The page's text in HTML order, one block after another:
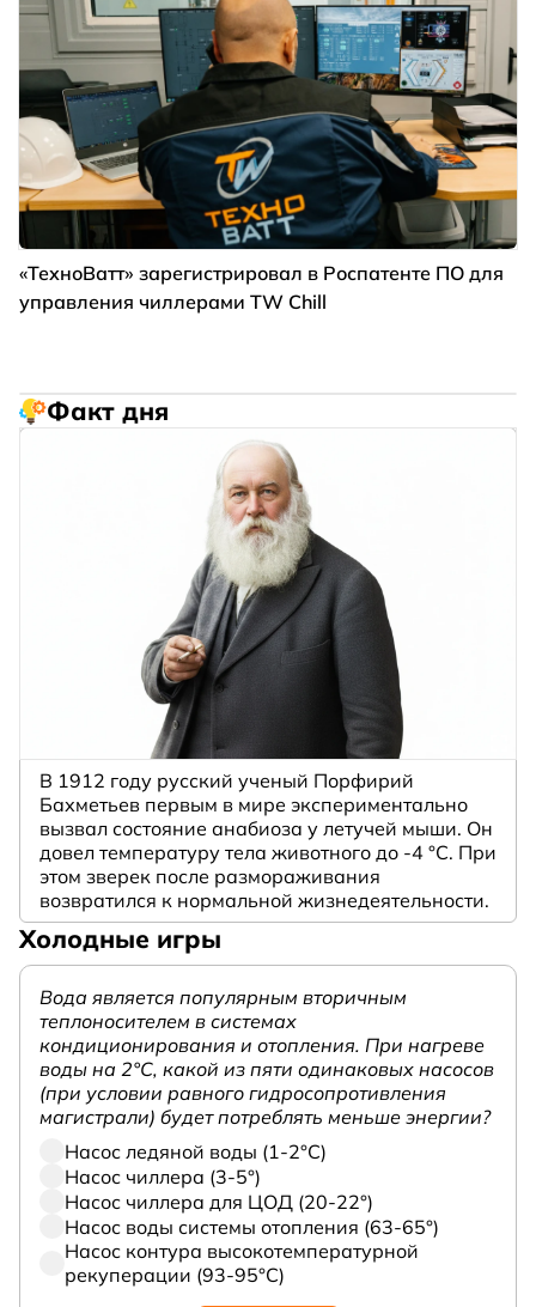
«ТехноВатт» зарегистрировал в Роспатенте ПО для
управления чиллерами TW Chill
Факт дня
В 1912 году русский ученый Порфирий
Бахметьев первым в мире экспериментально
вызвал состояние анабиоза у летучей мыши. Он
довел температуру тела животного до -4 °C. При
этом зверек после размораживания
возвратился к нормальной жизнедеятельности.
Холодные игры
Вода является популярным вторичным
теплоносителем в системах
кондиционирования и отопления. При нагреве
воды на 2°С, какой из пяти одинаковых насосов
(при условии равного гидросопротивления
магистрали) будет потреблять меньше энергии?
Насос ледяной воды (1-2°С)
Насос чиллера (3-5°)
Насос чиллера для ЦОД (20-22°)
Насос воды системы отопления (63-65°)
Насос контура высокотемпературной
рекуперации (93-95°С)